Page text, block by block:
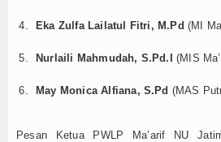
Foto Kegiatan
Unduh
Agenda
Unit Produksi
Eka Zulfa Lailatul Fitri, M.Pd (MI
Nurlaili Mahmudah, S.Pd.I (MIS
May Monica Alfiana, S.Pd (MAS
Pesan Ketua PWLP Ma’arif NU